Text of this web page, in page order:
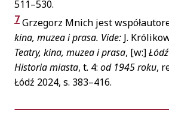
511–530.
7Grzegorz Mnich jest
kina, muzea i prasa. Vide: J.
Teatry, kina, muzea i prasa, [w:]
Historia miasta, t. 4: od 1945 roku,
Łódź 2024, s. 383–416.